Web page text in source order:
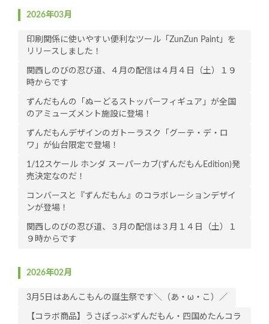
2026年03月
印刷関係に使いやすい便利なツール「ZunZun Paint」を
リリースしました！
関西しのびの忍び道、４月の配信は４月４日（土）１９
時からです
ずんだもんの「ぬーどるストッパーフィギュア」が全国
のアミューズメント施設に登場！
ずんだもんデザインのガトーラスク「グーテ・デ・ロ
ワ」が仙台限定で登場！
1/12スケール ホンダ スーパーカブ(ずんだもんEdition)発
売決定なのだ！
コンバースと『ずんだもん』のコラボレーションデザイ
ンが登場！
関西しのびの忍び道、３月の配信は３月１４日（土）１
９時からです
2026年02月
3月5日はあんこもんの誕生祭です＼（あ・ω・こ）／
【コラボ商品】うさぽっぷ×ずんだもん・四国めたんコラ